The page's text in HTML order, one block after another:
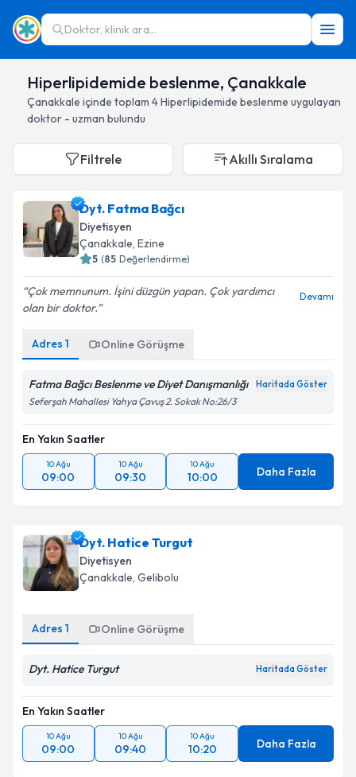
Doktor, klinik ara...
Hiperlipidemide beslenme, Çanakkale
Çanakkale içinde toplam 4Hiperlipidemide beslenme uygulayan
doktor - uzman bulundu
Filtrele Akıllı Sıralama
Dyt. Fatma Bağcı
Diyetisyen
Çanakkale, Ezine
5 (85 Değerlendirme)
Çok memnunum. İşini düzgün yapan. Çok yardımcı
olan bir doktor.
Devamı
Adres 1 Online Görüşme
Fatma Bağcı Beslenme ve Diyet Danışmanlığı Haritada Göster
Seferşah Mahallesi Yahya Çavuş 2. Sokak No:26/3
En Yakın Saatler
10 Ağu
09:00
10 Ağu
09:30
10 Ağu
10:00 Daha Fazla
Dyt. Hatice Turgut
Diyetisyen
Çanakkale, Gelibolu
Adres 1 Online Görüşme
Dyt. Hatice Turgut Haritada Göster
En Yakın Saatler
10 Ağu
09:00
10 Ağu
09:40
10 Ağu
10:20 Daha Fazla